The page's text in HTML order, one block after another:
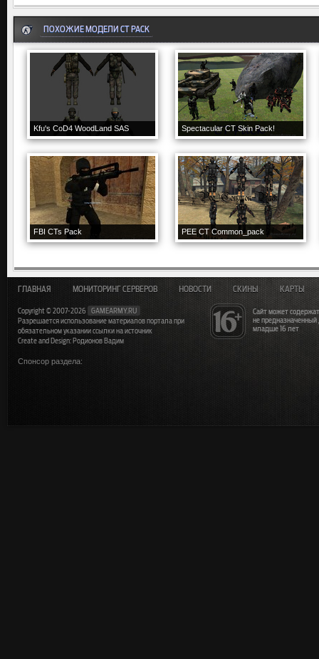
ПОХОЖИЕ МОДЕЛИ CT PACK
Kfu's CoD4 WoodLand SAS Spectacular CT Skin Pack!
FBI CTs Pack PEE CT Common_pack
Сайт может
не
младше 16 лет
ГЛАВНАЯ МОНИТОРИНГ СЕРВЕРОВ НОВОСТИ СКИНЫ КАРТЫ
Copyright © 2007-2026
GAMEARMY.RU
Разрешается использование материалов портала при
обязательном указании ссылки на источник
Create and Design: Родионов Вадим
Спонсор раздела: